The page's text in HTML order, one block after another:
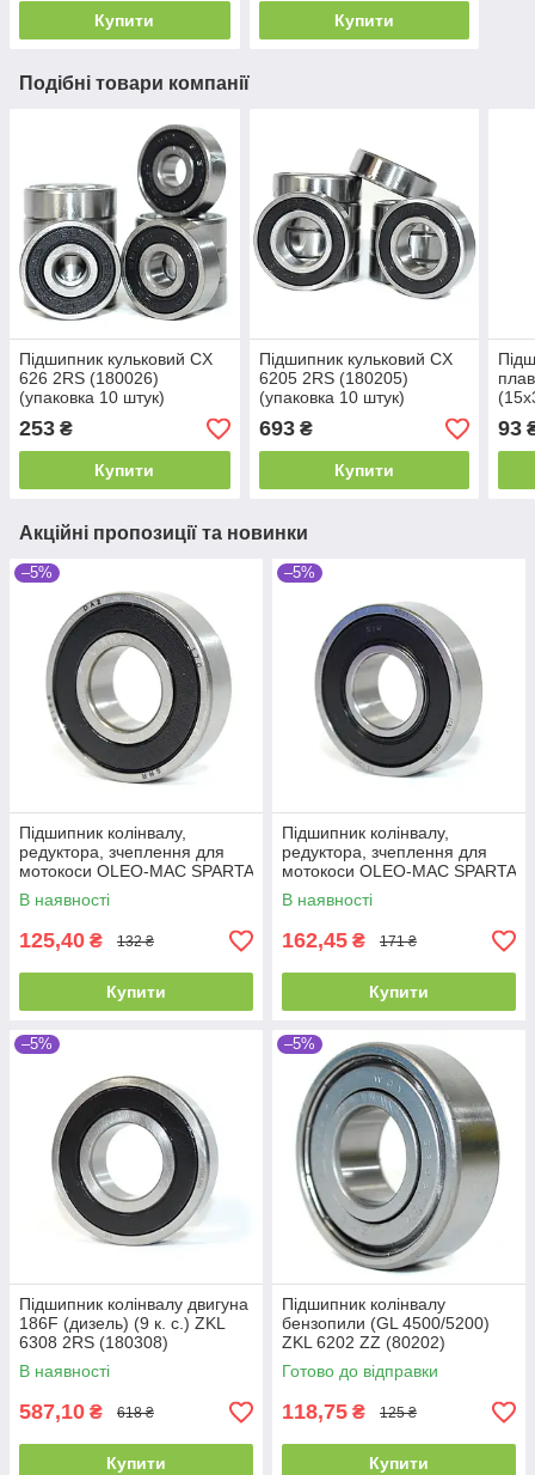
Купити Купити
Подібні товари компанії
Підшипник кульковий CX
626 2RS (180026)
(упаковка 10 штук)
(6x19x6)
253 ₴
Купити
Підшипник кульковий CX
6205 2RS (180205)
(упаковка 10 штук)
(25x52x15)
693₴
Купити
93
Акційні пропозиції та новинки
–5%
Підшипник колінвалу,
редуктора, зчеплення для
мотокоси OLEO-MAC SPARTA
25 SPARTA 37, SPARTA 38,
SPARTA 40,
В наявності
125,40 ₴ 132 ₴
Купити
–5%
Підшипник колінвалу,
редуктора, зчеплення для
мотокоси OLEO-MAC SPARTA
25 SPARTA 37, SPARTA 38,
SPARTA 40,
В наявності
162,45 ₴ 171 ₴
Купити
–5%
Підшипник колінвалу двигуна
186F (дизель) (9 к. с.) ZKL
6308 2RS (180308)
(40x90x23)
В наявності
587,10 ₴ 618 ₴
Купити
–5%
Підшипник колінвалу
бензопили (GL 4500/5200)
ZKL 6202 ZZ (80202)
Промислова упаковка
(15x35x11)
Готово до відправки
118,75 ₴ 125 ₴
Купити